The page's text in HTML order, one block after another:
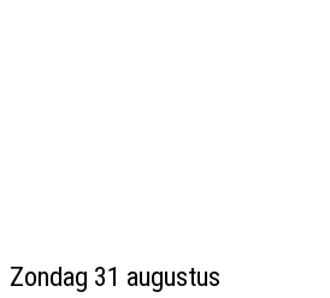
Zondag 31 augustus